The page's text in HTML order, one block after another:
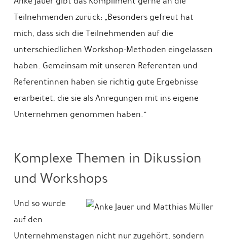
Teilnehmenden zurück: „Besonders gefreut hat
mich, dass sich die Teilnehmenden auf die
unterschiedlichen Workshop-Methoden eingelassen
haben. Gemeinsam mit unseren Referenten und
Referentinnen haben sie richtig gute Ergebnisse
erarbeitet, die sie als Anregungen mit ins eigene
Unternehmen genommen haben.“
Komplexe Themen in Dikussion
und Workshops
Und so wurde
auf den
Unternehmenstagen nicht nur zugehört, sondern